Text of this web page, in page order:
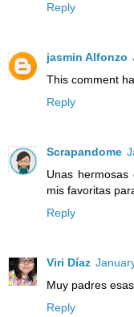
Reply
jasmin Alfonzo
This comment
Reply
Scrapandome
Unas
mis favoritas
Reply
Viri Díaz
Muy padres
Reply